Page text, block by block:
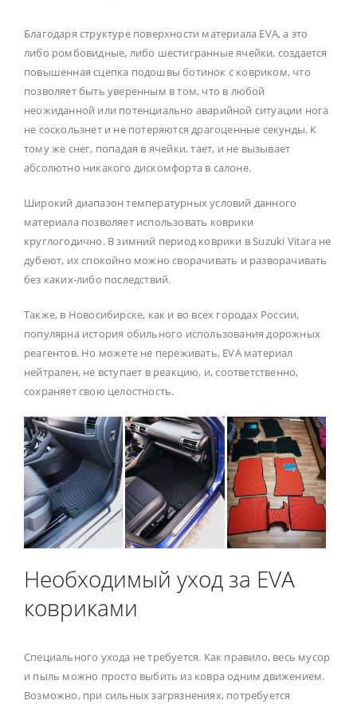
Благодаря структуре поверхности материала EVA, а это
либо ромбовидные, либо шестигранные ячейки, создается
повышенная сцепка подошвы ботинок с ковриком, что
позволяет быть уверенным в том, что в любой
неожиданной или потенциально аварийной ситуации нога
не соскользнет и не потеряются драгоценные секунды. К
тому же снег, попадая в ячейки, тает, и не вызывает
абсолютно никакого дискомфорта в салоне.
Широкий диапазон температурных условий данного
материала позволяет использовать коврики
круглогодично. В зимний период коврики в Suzuki Vitara не
дубеют, их спокойно можно сворачивать и разворачивать
без каких-либо последствий.
Также, в Новосибирске, как и во всех городах России,
популярна история обильного использования дорожных
реагентов. Но можете не переживать, EVA материал
нейтрален, не вступает в реакцию, и, соответственно,
сохраняет свою целостность.
Необходимый уход за EVA
ковриками
Специального ухода не требуется. Как правило, весь мусор
и пыль можно просто выбить из ковра одним движением.
Возможно, при сильных загрязнениях, потребуется